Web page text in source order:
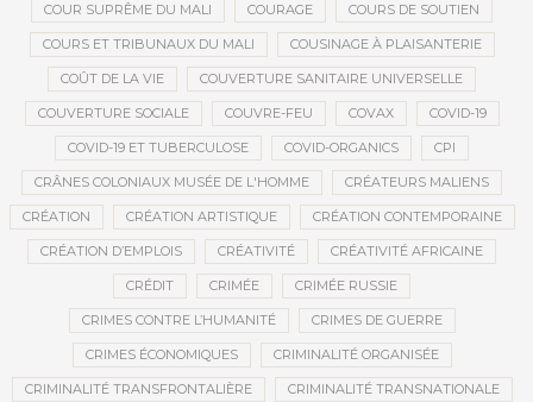
COUR SUPRÊME DU MALI COURAGE COURS DE SOUTIEN
COURS ET TRIBUNAUX DU MALI COUSINAGE À PLAISANTERIE
COÛT DE LA VIE COUVERTURE SANITAIRE UNIVERSELLE
COUVERTURE SOCIALE COUVRE-FEU COVAX COVID-19
COVID-19 ET TUBERCULOSE COVID-ORGANICS CPI
CRÂNES COLONIAUX MUSÉE DE L'HOMME CRÉATEURS MALIENS
CRÉATION CRÉATION ARTISTIQUE CRÉATION CONTEMPORAINE
CRÉATION D’EMPLOIS CRÉATIVITÉ CRÉATIVITÉ AFRICAINE
CRÉDIT CRIMÉE CRIMÉE RUSSIE
CRIMES CONTRE L’HUMANITÉ CRIMES DE GUERRE
CRIMES ÉCONOMIQUES CRIMINALITÉ ORGANISÉE
CRIMINALITÉ TRANSFRONTALIÈRE CRIMINALITÉ TRANSNATIONALE